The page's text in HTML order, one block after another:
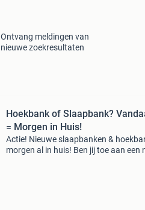
Ontvang meldingen van
nieuwe zoekresultaten
Hoekbank of Slaapbank?
= Morgen in Huis!
Actie! Nieuwe slaapbanken &
morgen al in huis! Ben jij toe aan een